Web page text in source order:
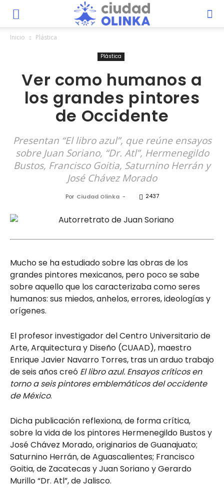
Inicio Plástica
Plástica
Ver como humanos a
los grandes pintores
de Occidente
Presentan “El libro azul”, que reúne ensayos
sobre Juan Soriano, “Dr. Atl”, Hermenegildo
Bustos, Francisco Goitia, Saturnino Herrán y
José Chávez Morado
Por Ciudad Olinka - 2437
Mucho se ha estudiado sobre las obras de los
grandes pintores mexicanos, pero poco se sabe
sobre aquello que los caracterizaba como seres
humanos: sus miedos, anhelos, errores, ideologías y
orígenes.
El profesor investigador del Centro Universitario de
Arte, Arquitectura y Diseño (CUAAD), maestro
Enrique Javier Navarro Torres, tras un arduo trabajo
de seis años creó El libro azul. Ensayos críticos en
torno a seis pintores emblemáticos del occidente
de México.
Dicha publicación reflexiona, de forma crítica,
sobre la vida de los pintores Hermenegildo Bustos y
José Chávez Morado, originarios de Guanajuato;
Saturnino Herrán, de Aguascalientes; Francisco
Goitia, de Zacatecas y Juan Soriano y Gerardo
Murillo “Dr. Atl”, de Jalisco.